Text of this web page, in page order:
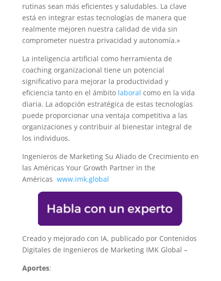
rutinas sean más eficientes y saludables. La clave
está en integrar estas tecnologías de manera que
realmente mejoren nuestra calidad de vida sin
comprometer nuestra privacidad y autonomía.»
La inteligencia artificial como herramienta de
coaching organizacional tiene un potencial
significativo para mejorar la productividad y
eficiencia tanto en el ámbitolaboral como en la vida
diaria. La adopción estratégica de estas tecnologías
puede proporcionar una ventaja competitiva a las
organizaciones y contribuir al bienestar integral de
los individuos.
Ingenieros de Marketing Su Aliado de Crecimiento en
las Américas Your Growth Partner in the
Américas www.imk.global
Creado y mejorado con IA, publicado por Contenidos
Digitales de Ingenieros de Marketing IMK Global –
Aportes: